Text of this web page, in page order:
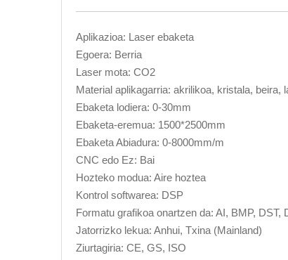
Aplikazioa: Laser ebaketa
Egoera: Berria
Laser mota: CO2
Material aplikagarria: akrilikoa, kristala,
Ebaketa lodiera: 0-30mm
Ebaketa-eremua: 1500*2500mm
Ebaketa Abiadura: 0-8000mm/m
CNC edo Ez: Bai
Hozteko modua: Aire hoztea
Kontrol softwarea: DSP
Formatu grafikoa onartzen da: AI, BMP, DST,
Jatorrizko lekua: Anhui, Txina (Mainland)
Ziurtagiria: CE, GS, ISO